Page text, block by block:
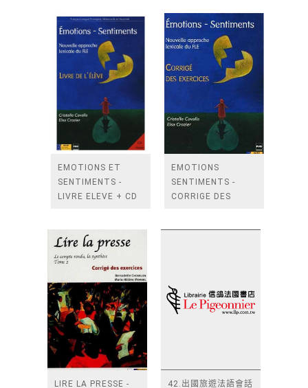
EMOTIONS ET
SENTIMENTS -
LIVRE ELEVE + CD
EMOTIONS
SENTIMENTS -
CORRIGE DES
LIRE LA PRESSE - 42.出國旅遊法語會話